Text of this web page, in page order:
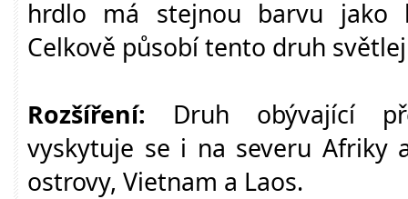
hrdlo má stejnou barvu jako
Celkově působí tento druh
Rozšíření: Druh obývající
vyskytuje se i na severu Afriky
ostrovy, Vietnam a Laos.